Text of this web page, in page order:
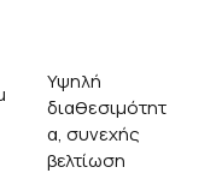
Υψηλή
διαθεσιμότητ
α, συνεχής
βελτίωση